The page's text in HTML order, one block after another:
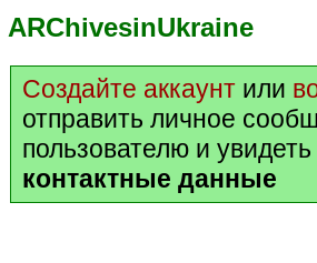
ARChivesinUkraine
Создайте аккаунт или
отправить личное
пользователю и
контактные данные